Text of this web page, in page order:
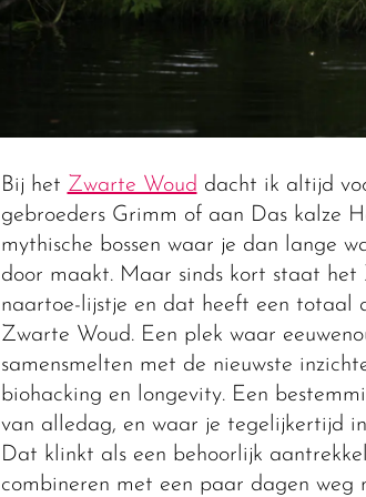
Bij het Zwarte Woud dacht ik altijd
gebroeders Grimm of aan Das kalze
mythische bossen waar je dan lange
door maakt. Maar sinds kort staat
naartoe-lijstje en dat heeft een totaal
Zwarte Woud. Een plek waar
samensmelten met de nieuwste
biohacking en longevity. Een
van alledag, en waar je tegelijkertijd
Dat klinkt als een behoorlijk
combineren met een paar dagen